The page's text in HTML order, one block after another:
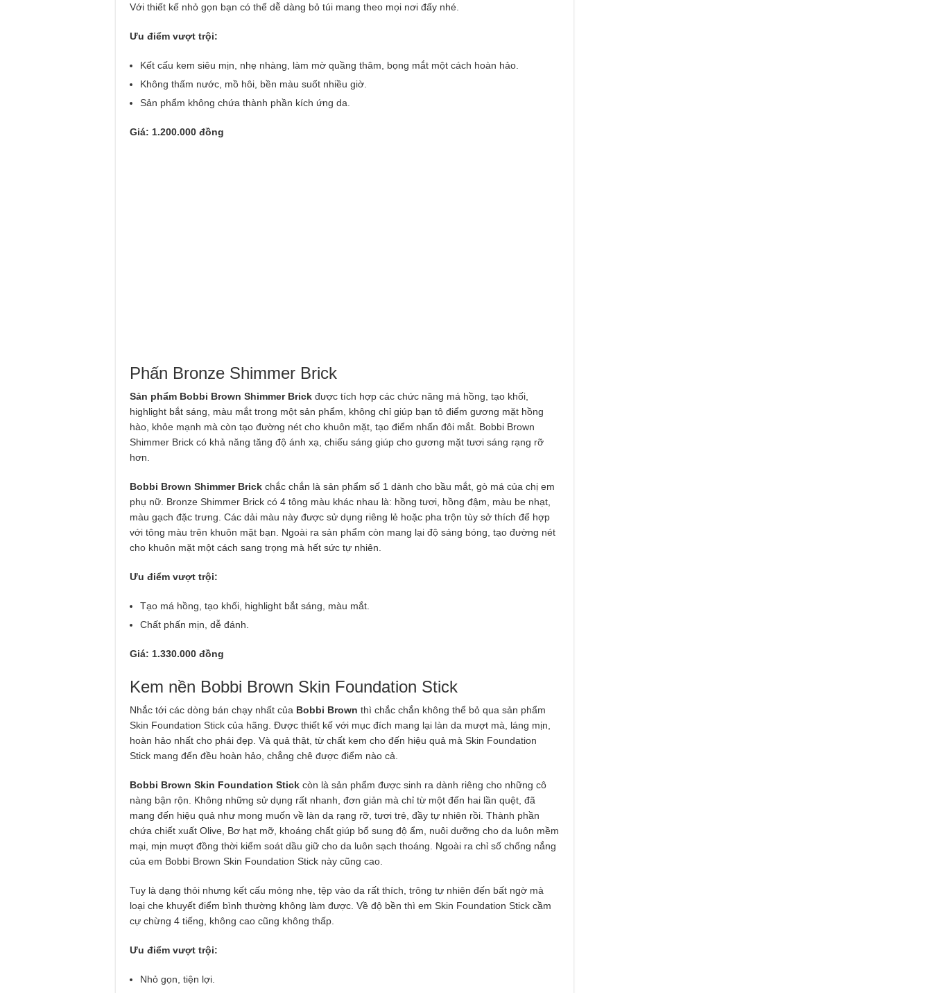
Với thiết kế nhỏ gọn bạn có thể dễ dàng bỏ túi mang theo mọi nơi đấy nhé.
Ưu điểm vượt trội:
Kết cấu kem siêu mịn, nhẹ nhàng, làm mờ quầng thâm, bọng mắt một cách hoàn hảo.
Không thấm nước, mồ hôi, bền màu suốt nhiều giờ.
Sản phẩm không chứa thành phần kích ứng da.
Giá: 1.200.000 đồng
Phấn Bronze Shimmer Brick
Sản phẩm Bobbi Brown Shimmer Brick được tích hợp các chức năng má hồng, tạo khối,
highlight bắt sáng, màu mắt trong một sản phẩm, không chỉ giúp bạn tô điểm gương mặt hồng
hào, khỏe mạnh mà còn tạo đường nét cho khuôn mặt, tạo điểm nhấn đôi mắt. Bobbi Brown
Shimmer Brick có khả năng tăng độ ánh xạ, chiếu sáng giúp cho gương mặt tươi sáng rạng rỡ
hơn.
Bobbi Brown Shimmer Brick chắc chắn là sản phẩm số 1 dành cho bầu mắt, gò má của chị em
phụ nữ. Bronze Shimmer Brick có 4 tông màu khác nhau là: hồng tươi, hồng đậm, màu be nhạt,
màu gạch đặc trưng. Các dải màu này được sử dụng riêng lẻ hoặc pha trộn tùy sở thích để hợp
với tông màu trên khuôn mặt bạn. Ngoài ra sản phẩm còn mang lại độ sáng bóng, tạo đường nét
cho khuôn mặt một cách sang trọng mà hết sức tự nhiên.
Ưu điểm vượt trội:
Tạo má hồng, tạo khối, highlight bắt sáng, màu mắt.
Chất phấn mịn, dễ đánh.
Giá: 1.330.000 đồng
Kem nền Bobbi Brown Skin Foundation Stick
Nhắc tới các dòng bán chạy nhất của Bobbi Brown thì chắc chắn không thể bỏ qua sản phẩm
Skin Foundation Stick của hãng. Được thiết kế với mục đích mang lại làn da mượt mà, láng mịn,
hoàn hảo nhất cho phái đẹp. Và quả thật, từ chất kem cho đến hiệu quả mà Skin Foundation
Stick mang đến đều hoàn hảo, chẳng chê được điểm nào cả.
Bobbi Brown Skin Foundation Stick còn là sản phẩm được sinh ra dành riêng cho những cô
nàng bận rộn. Không những sử dụng rất nhanh, đơn giản mà chỉ từ một đến hai lần quệt, đã
mang đến hiệu quả như mong muốn về làn da rạng rỡ, tươi trẻ, đầy tự nhiên rồi. Thành phần
chứa chiết xuất Olive, Bơ hạt mỡ, khoáng chất giúp bổ sung độ ẩm, nuôi dưỡng cho da luôn mềm
mại, mịn mượt đồng thời kiểm soát dầu giữ cho da luôn sạch thoáng. Ngoài ra chỉ số chống nắng
của em Bobbi Brown Skin Foundation Stick này cũng cao.
Tuy là dạng thỏi nhưng kết cấu mỏng nhẹ, tệp vào da rất thích, trông tự nhiên đến bất ngờ mà
loại che khuyết điểm bình thường không làm được. Về độ bền thì em Skin Foundation Stick cầm
cự chừng 4 tiếng, không cao cũng không thấp.
Ưu điểm vượt trội:
Nhỏ gọn, tiện lợi.